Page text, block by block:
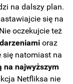
na dalszy plan.
się na
oczekujcie też
oraz
się natomiast na
na najwyższym
Netfliksa nie